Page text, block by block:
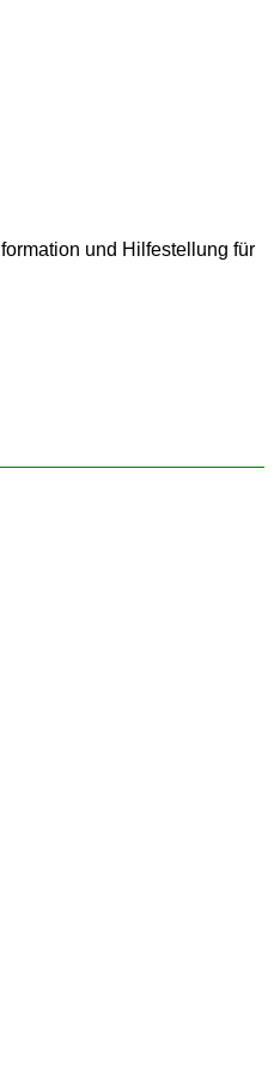
und Hilfestellung für